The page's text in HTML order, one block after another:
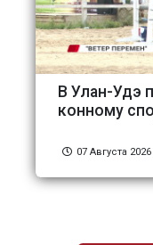
В Улан-Удэ
конному
07 Августа 2026